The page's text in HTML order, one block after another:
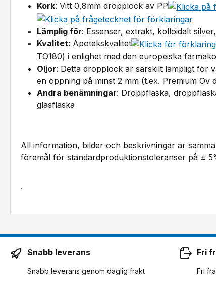
Kork: Vitt 0,8mm dropplock av PP
Lämplig för: Essenser, extrakt, kolloidalt
Kvalitet: Apotekskvalitet
TO180) i enlighet med den europeiska
Oljor: Detta dropplock är särskilt lämpligt för
en öppning på minst 2 mm (t.ex. Premium Ov
Andra benämningar: Droppflaska,
glasflaska
All information, bilder och beskrivningar är
föremål för standardproduktionstoleranser på ±
.
Snabb leverans
Snabb leverans genom daglig frakt
Fri
Fri